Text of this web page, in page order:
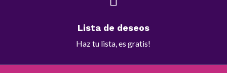
Lista de deseos
Haz tu lista, es gratis!